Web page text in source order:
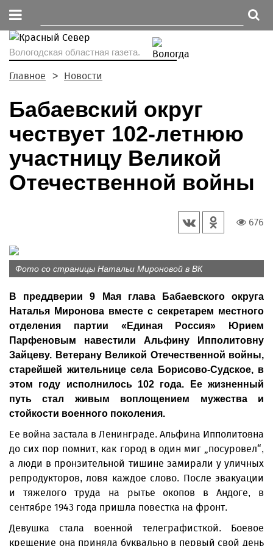
Вологодская областная газета.
Главное Новости
Бабаевский округ
чествует 102-летнюю
участницу Великой
Отечественной войны
676
Фото со страницы Натальи Мироновой в ВК
В преддверии 9 Мая глава Бабаевского округа
Наталья Миронова вместе с секретарем местного
отделения партии «Единая Россия» Юрием
Парфеновым навестили Альфину Ипполитовну
Зайцеву. Ветерану Великой Отечественной войны,
старейшей жительнице села Борисово-Судское, в
этом году исполнилось 102 года. Ее жизненный
путь стал живым воплощением мужества и
стойкости военного поколения.
Ее война застала в Ленинграде. Альфина Ипполитовна
до сих пор помнит, как город в один миг „посуровел“,
а люди в пронзительной тишине замирали у уличных
репродукторов, ловя каждое слово. После эвакуации
и тяжелого труда на рытье окопов в Андоге, в
сентябре 1943 года пришла повестка на фронт.
Девушка стала военной телеграфисткой. Боевое
крещение она приняла буквально в первый свой день